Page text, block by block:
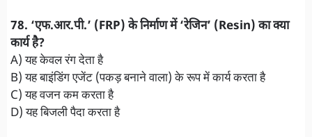
78. ‘एफ.आर.पी.’ (FRP) के निर्माण में ‘रेजिन’ (Resin) का क्या
कार्य है?
A) यह केवल रंग देता है
B) यह बाइंडिंग एजेंट (पकड़ बनाने वाला) के रूप में कार्य करता है
C) यह वजन कम करता है
D) यह बिजली पैदा करता है